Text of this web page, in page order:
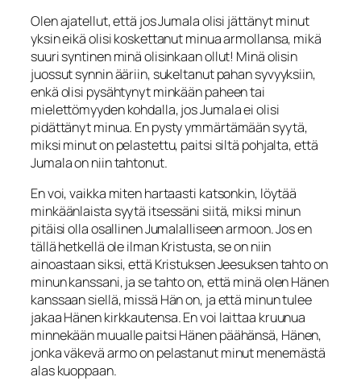
Olen ajatellut, että jos Jumala olisi jättänyt minut
yksin eikä olisi koskettanut minua armollansa, mikä
suuri syntinen minä olisinkaan ollut! Minä olisin
juossut synnin ääriin, sukel­tanut pahan syvyyksiin,
enkä olisi pysähtynyt minkään paheen tai
mielettömyyden kohdalla, jos Jumala ei olisi
pidättänyt minua. En pysty ymmärtämään syytä,
miksi minut on pelastettu, paitsi siltä pohjalta, että
Jumala on niin tahtonut.
En voi, vaik­ka miten hartaasti katsonkin, löytää
minkäänlaista syytä itsessäni siitä, miksi minun
pitäisi olla osallinen Jumalalliseen armoon. Jos en
tällä hetkellä ole ilman Kristusta, se on niin
ainoastaan siksi, että Kristuksen Jeesuksen tahto on
minun kanssani, ja se tahto on, että minä olen Hänen
kanssaan siellä, missä Hän on, ja että minun tulee
jakaa Hänen kirkkautensa. En voi laittaa kruunua
minnekään muualle paitsi Hänen päähänsä, Hänen,
jonka väkevä armo on pelastanut minut menemästä
alas kuop­paan.